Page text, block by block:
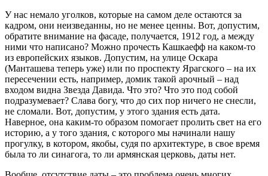
У нас немало уголков, которые на самом деле остаются за
кадром, они неизведанны, но не менее ценны. Вот, допустим,
обратите внимание на фасаде, получается, 1912 год, а между
ними что написано? Можно прочесть Кашкаефф на каком-то
из европейских языков. Допустим, на улице Оскара
(Манташева теперь уже) или по проспекту Ярагского – на их
пересечении есть, например, домик такой арочный – над
входом видна Звезда Давида. Что это? Что это под собой
подразумевает? Слава богу, что до сих пор ничего не снесли,
не сломали. Вот, допустим, у этого здания есть дата.
Наверное, она каким-то образом помогает пролить свет на его
историю, а у того здания, с которого мы начинали нашу
прогулку, в котором, якобы, судя по архитектуре, в свое время
была то ли синагога, то ли армянская церковь, даты нет.